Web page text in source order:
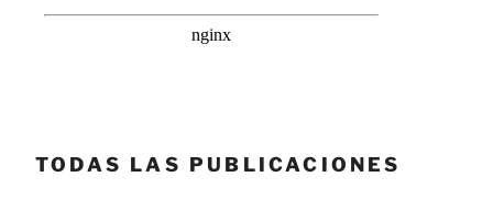
TODAS LAS PUBLICACIONES